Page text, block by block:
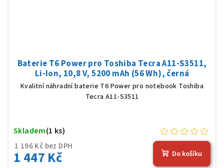
Baterie T6 Power pro Toshiba Tecra A11-S3511,
Li-Ion, 10,8 V, 5200 mAh (56 Wh), černá
Kvalitní náhradní baterie T6 Power pro notebook Toshiba
Tecra A11-S3511
1 196 Kč bez DPH
1 447 Kč
Skladem(1 ks)
Do košíku